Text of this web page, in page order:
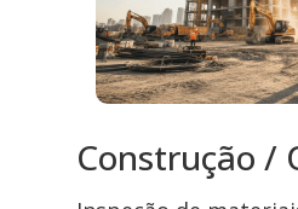
Construção /